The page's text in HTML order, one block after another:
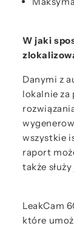
W jaki
Danymi z
lokalnie za
wszystkie
raport
także
LeakCam
które